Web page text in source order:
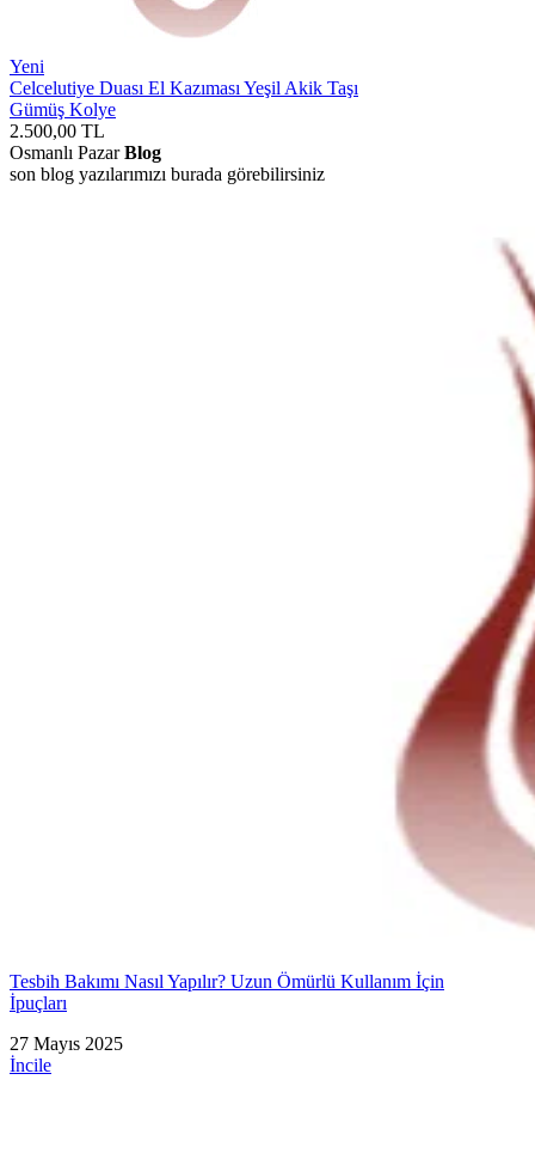
Yeni
Celcelutiye Duası El Kazıması Yeşil Akik Taşı
Gümüş Kolye
2.500,00 TL
Osmanlı PazarBlog
son blog yazılarımızı burada görebilirsiniz
Tesbih Bakımı Nasıl Yapılır? Uzun Ömürlü Kullanım İçin
İpuçları
27 Mayıs 2025
İncile